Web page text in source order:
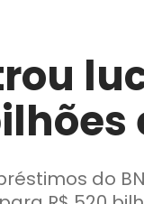
do